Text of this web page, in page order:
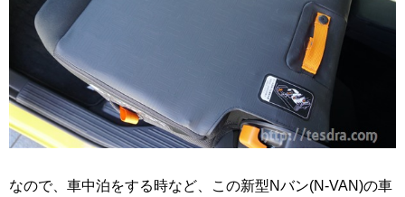
なので、車中泊をする時など、この新型Nバン(N-VAN)の車